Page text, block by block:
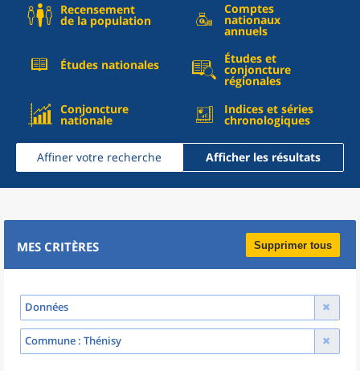
Recensement
de la population
Comptes
nationaux
annuels
Études nationales Études et
conjoncture
régionales
Conjoncture
nationale
Indices et séries
chronologiques
Affiner votre recherche Afficher les résultats
MES CRITÈRES Supprimer tous
Données
Commune : Thénisy